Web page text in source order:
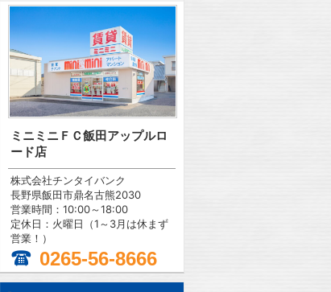
ミニミニＦＣ飯田アップルロ
ード店
株式会社チンタイバンク
長野県飯田市鼎名古熊2030
営業時間：10:00～18:00
定休日：火曜日（1～3月は休まず
営業！）
0265-56-8666